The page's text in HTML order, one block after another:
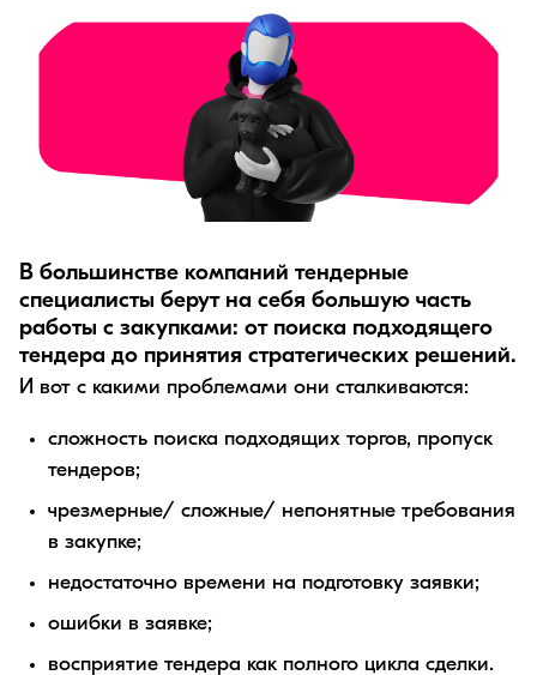
В большинстве компаний тендерные
специалисты берут на себя большую часть
работы с закупками: от поиска подходящего
тендера до принятия стратегических решений.
И вот с какими проблемами они сталкиваются:
сложность поиска подходящих торгов, пропуск
тендеров;
чрезмерные/ сложные/ непонятные требования
в закупке;
недостаточно времени на подготовку заявки;
ошибки в заявке;
восприятие тендера как полного цикла сделки.